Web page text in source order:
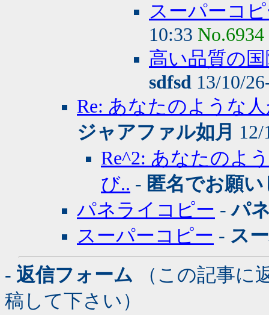
スーパーコ
10:33 No.6934
高い品質の
sdfsd 13/10/
Re: あなたのような
ジャアファル如月
Re^2: あなたのよ
び.. - 匿名でお願
パネライコピー -パ
スーパーコピー - ス
- 返信フォーム （この記事に
稿して下さい）